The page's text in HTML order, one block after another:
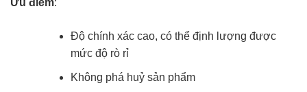
Ưu điểm:
Độ chính xác cao, có thể định lượng được
mức độ rò rỉ
Không phá huỷ sản phẩm